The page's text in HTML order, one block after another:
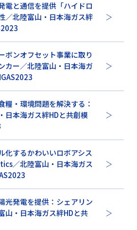
電と通信を提供「ハイドロ
／北陸富山・日本海ガス絆
ボンオフセット事業に取り
カー／北陸富山・日本海ガ
糧・環境問題を解決する：
日本海ガス絆HDと共創模
化するかわいいロボアシス
／北陸富山・日本海ガス
光発電を提供：シェアリン
山・日本海ガス絆HDと共